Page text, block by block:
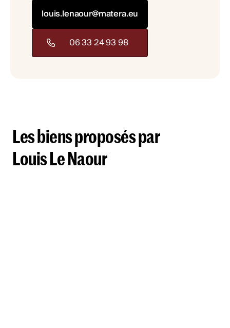
louis.lenaour@matera.eu
06 33 24 93 98
Les biens proposés par
Louis Le Naour